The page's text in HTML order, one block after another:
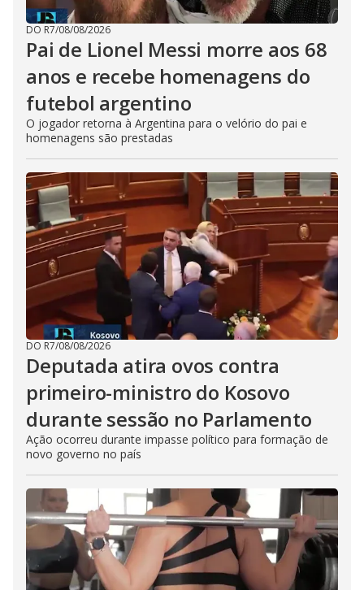
DO R7/08/08/2026
Pai de Lionel Messi morre aos 68
anos e recebe homenagens do
futebol argentino
O jogador retorna à Argentina para o velório do pai e
homenagens são prestadas
DO R7/08/08/2026
Deputada atira ovos contra
primeiro-ministro do Kosovo
durante sessão no Parlamento
Ação ocorreu durante impasse político para formação de
novo governo no país